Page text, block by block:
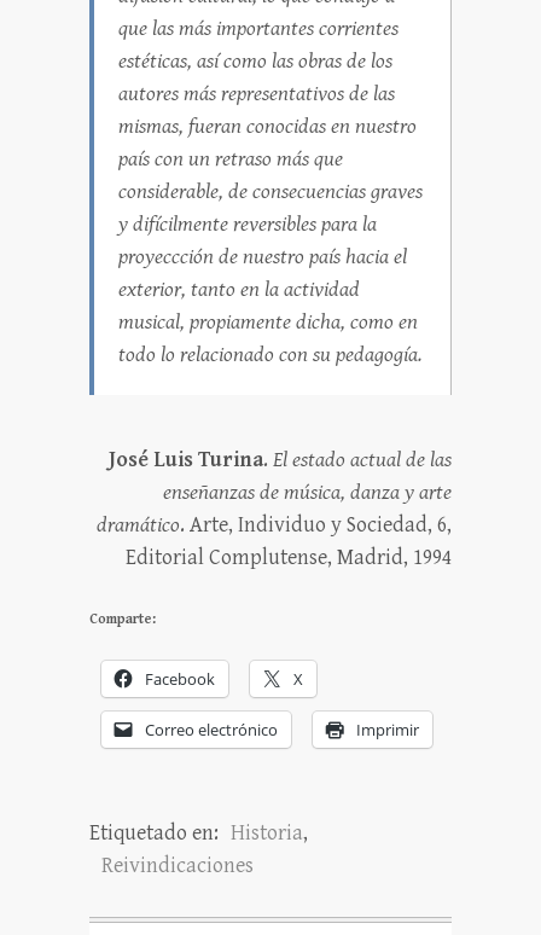
que las más importantes corrientes
estéticas, así como las obras de los
autores más representativos de las
mismas, fueran conocidas en nuestro
país con un retraso más que
considerable, de consecuencias graves
y difícilmente reversibles para la
proyeccción de nuestro país hacia el
exterior, tanto en la actividad
musical, propiamente dicha, como en
todo lo relacionado con su pedagogía.
José Luis Turina. El estado actual de las
enseñanzas de música, danza y arte
dramático. Arte, Individuo y Sociedad, 6,
Editorial Complutense, Madrid, 1994
Comparte:
Facebook X
Correo electrónico Imprimir
Etiquetado en: Historia,
Reivindicaciones